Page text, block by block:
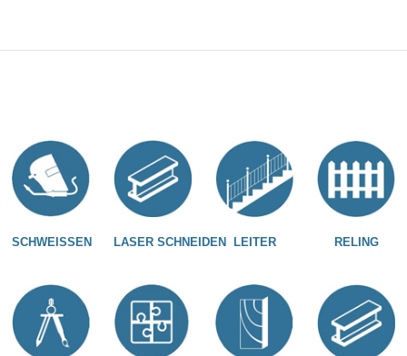
SCHWEISSEN LASER SCHNEIDEN LEITER RELING